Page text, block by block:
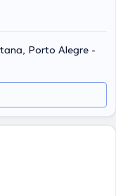
Porto Alegre -